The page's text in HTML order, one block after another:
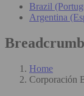
Brazil
Argentina
Breadcrumb
Home
Corporación